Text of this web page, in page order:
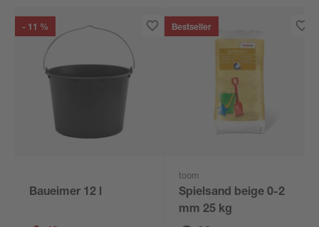
- 11 %
Baueimer 12 l
Bestseller
toom
Spielsand beige 0-2
mm 25 kg